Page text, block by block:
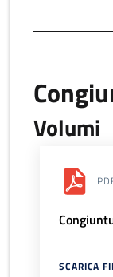
Volumi
SCARICA